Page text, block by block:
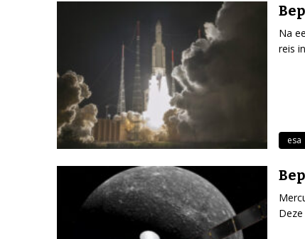
Na
reis
esa